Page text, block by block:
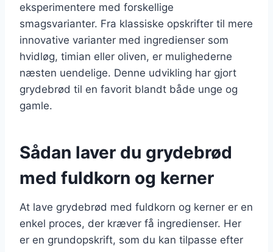
eksperimentere med forskellige
smagsvarianter. Fra klassiske opskrifter til mere
innovative varianter med ingredienser som
hvidløg, timian eller oliven, er mulighederne
næsten uendelige. Denne udvikling har gjort
grydebrød til en favorit blandt både unge og
gamle.
Sådan laver du grydebrød
med fuldkorn og kerner
At lave grydebrød med fuldkorn og kerner er en
enkel proces, der kræver få ingredienser. Her
er en grundopskrift, som du kan tilpasse efter